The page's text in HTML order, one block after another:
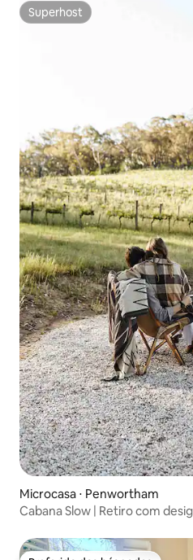
Superhost
Superhost
Microcasa ⋅ Penwortham
Cabana Slow | Retiro com